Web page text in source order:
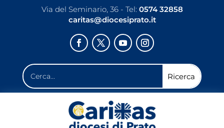
Via del Seminario, 36 - Tel: 0574 32858
caritas@diocesiprato.it